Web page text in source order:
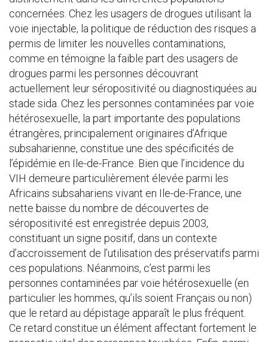
concernées. Chez les usagers de drogues utilisant la
voie injectable, la politique de réduction des risques a
permis de limiter les nouvelles contaminations,
comme en témoigne la faible part des usagers de
drogues parmi les personnes découvrant
actuellement leur séropositivité ou diagnostiquées au
stade sida. Chez les personnes contaminées par voie
hétérosexuelle, la part importante des populations
étrangères, principalement originaires d’Afrique
subsaharienne, constitue une des spécificités de
l’épidémie en Ile-de-France. Bien que l’incidence du
VIH demeure particulièrement élevée parmi les
Africains subsahariens vivant en Ile-de-France, une
nette baisse du nombre de découvertes de
séropositivité est enregistrée depuis 2003,
constituant un signe positif, dans un contexte
d’accroissement de l’utilisation des préservatifs parmi
ces populations. Néanmoins, c’est parmi les
personnes contaminées par voie hétérosexuelle (en
particulier les hommes, qu’ils soient Français ou non)
que le retard au dépistage apparaît le plus fréquent.
Ce retard constitue un élément affectant fortement le